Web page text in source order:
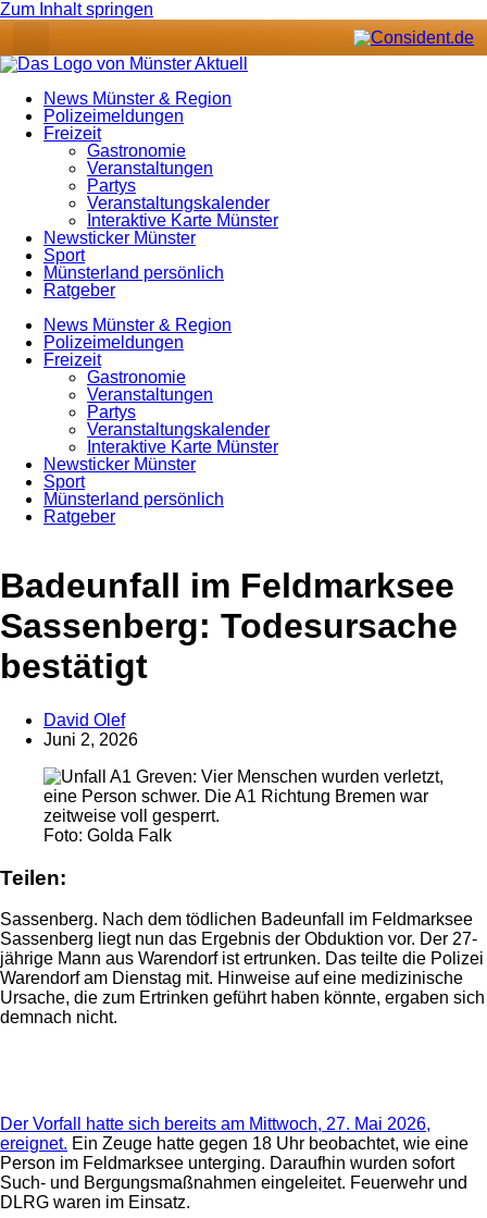
Zum Inhalt springen
News Münster & Region
Polizeimeldungen
Freizeit
Gastronomie
Veranstaltungen
Partys
Veranstaltungskalender
Interaktive Karte Münster
Newsticker Münster
Sport
Münsterland persönlich
Ratgeber
News Münster & Region
Polizeimeldungen
Freizeit
Gastronomie
Veranstaltungen
Partys
Veranstaltungskalender
Interaktive Karte Münster
Newsticker Münster
Sport
Münsterland persönlich
Ratgeber
Anzeige
Badeunfall im Feldmarksee
Sassenberg: Todesursache
bestätigt
David Olef
Juni 2, 2026
Foto: Golda Falk
Teilen:
Sassenberg. Nach dem tödlichen Badeunfall im Feldmarksee
Sassenberg liegt nun das Ergebnis der Obduktion vor. Der 27-
jährige Mann aus Warendorf ist ertrunken. Das teilte die Polizei
Warendorf am Dienstag mit. Hinweise auf eine medizinische
Ursache, die zum Ertrinken geführt haben könnte, ergaben sich
demnach nicht.
Der Vorfall hatte sich bereits am Mittwoch, 27. Mai 2026,
ereignet. Ein Zeuge hatte gegen 18 Uhr beobachtet, wie eine
Person im Feldmarksee unterging. Daraufhin wurden sofort
Such- und Bergungsmaßnahmen eingeleitet. Feuerwehr und
DLRG waren im Einsatz.